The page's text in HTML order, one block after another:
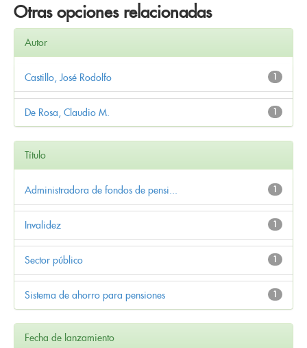
Otras opciones relacionadas
Autor
1
Castillo, José Rodolfo
1
De Rosa, Claudio M.
Título
1
Administradora de fondos de pensi...
1
Invalidez
1
Sector público
1
Sistema de ahorro para pensiones
Fecha de lanzamiento